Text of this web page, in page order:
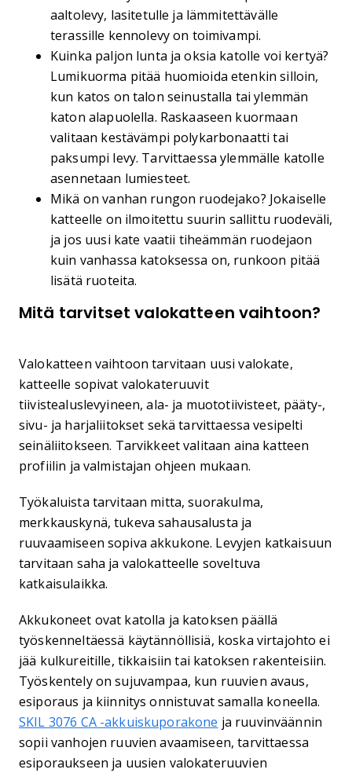
aaltolevy, lasitetulle ja lämmitettävälle
terassille kennolevy on toimivampi.
Kuinka paljon lunta ja oksia katolle voi kertyä?
Lumikuorma pitää huomioida etenkin silloin,
kun katos on talon seinustalla tai ylemmän
katon alapuolella. Raskaaseen kuormaan
valitaan kestävämpi polykarbonaatti tai
paksumpi levy. Tarvittaessa ylemmälle katolle
asennetaan lumiesteet.
Mikä on vanhan rungon ruodejako? Jokaiselle
katteelle on ilmoitettu suurin sallittu ruodeväli,
ja jos uusi kate vaatii tiheämmän ruodejaon
kuin vanhassa katoksessa on, runkoon pitää
lisätä ruoteita.
Mitä tarvitset valokatteen vaihtoon?
Valokatteen vaihtoon tarvitaan uusi valokate,
katteelle sopivat valokateruuvit
tiivistealuslevyineen, ala- ja muototiivisteet, pääty-,
sivu- ja harjaliitokset sekä tarvittaessa vesipelti
seinäliitokseen. Tarvikkeet valitaan aina katteen
profiilin ja valmistajan ohjeen mukaan.
Työkaluista tarvitaan mitta, suorakulma,
merkkauskynä, tukeva sahausalusta ja
ruuvaamiseen sopiva akkukone. Levyjen katkaisuun
tarvitaan saha ja valokatteelle soveltuva
katkaisulaikka.
Akkukoneet ovat katolla ja katoksen päällä
työskenneltäessä käytännöllisiä, koska virtajohto ei
jää kulkureitille, tikkaisiin tai katoksen rakenteisiin.
Työskentely on sujuvampaa, kun ruuvien avaus,
esiporaus ja kiinnitys onnistuvat samalla koneella.
SKIL 3076 CA -akkuiskuporakone ja ruuvinväännin
sopii vanhojen ruuvien avaamiseen, tarvittaessa
esiporaukseen ja uusien valokateruuvien